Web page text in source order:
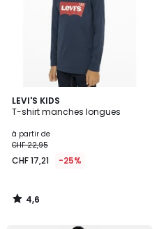
LEVI'S KIDS
T-shirt manches longues
à partir de
CHF 22,95
CHF 17,21 -25%
4,6
/ 5
4,6
/